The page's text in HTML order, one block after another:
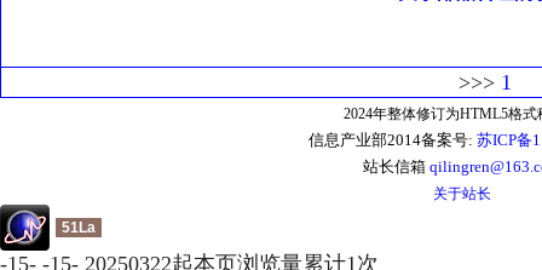
>>>1
2024年整体修订为HTML5格式
信息产业部2014备案号: 苏ICP备
站长信箱
关于站长
51La
-15- -15- 20250322起本页浏览量累计1次